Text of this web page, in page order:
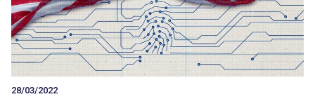
28/03/2022